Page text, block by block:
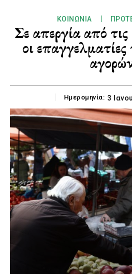
ΚΟΙΝΩΝΊΑ
Σε απεργία από
οι
Ημερομηνία: 3